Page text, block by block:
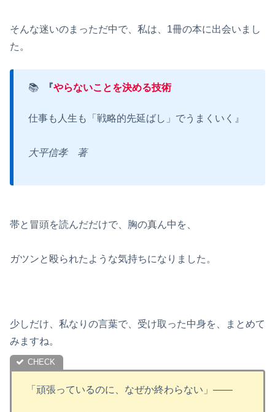
そんな迷いのまっただ中で、私は、1冊の本に出会いまし
た。
📚 『やらないことを決める技術
仕事も人生も「戦略的先延ばし」でうまくいく』
大平信孝 著
帯と冒頭を読んだだけで、胸の真ん中を、
ガツンと殴られたような気持ちになりました。
少しだけ、私なりの言葉で、受け取った中身を、まとめて
みますね。
「頑張っているのに、なぜか終わらない」——